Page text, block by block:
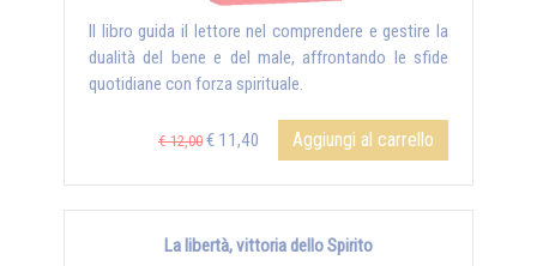
Il libro guida il lettore nel comprendere e gestire la
dualità del bene e del male, affrontando le sfide
quotidiane con forza spirituale.
€ 12,00 € 11,40 Aggiungi al carrello
La libertà, vittoria dello Spirito